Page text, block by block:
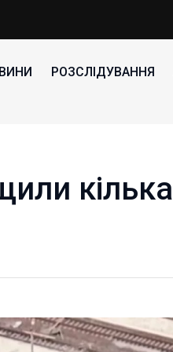
РОЗСЛІДУВАННЯ
кілька